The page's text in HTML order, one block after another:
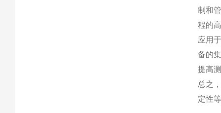
制和
程的
应用
备的
提高
总之
定性